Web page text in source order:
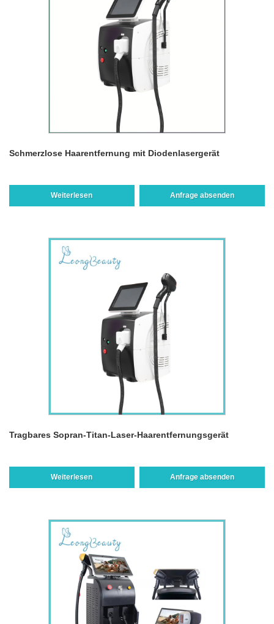
Schmerzlose Haarentfernung mit Diodenlasergerät
Weiterlesen Anfrage absenden
Tragbares Sopran-Titan-Laser-Haarentfernungsgerät
Weiterlesen Anfrage absenden